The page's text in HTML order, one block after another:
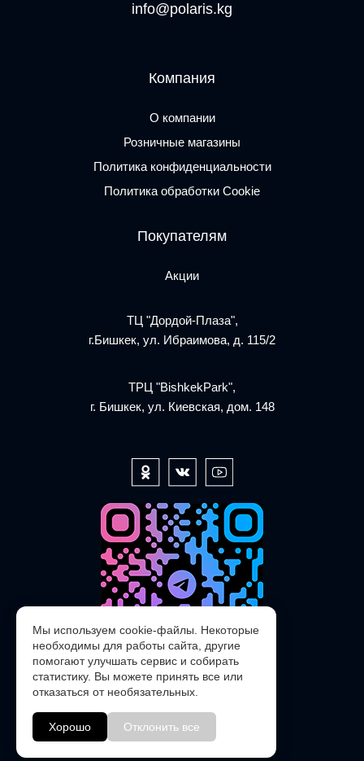
info@polaris.kg
Компания
О компании
Розничные магазины
Политика конфиденциальности
Политика обработки Cookie
Покупателям
Акции
ТЦ "Дордой-Плаза",
г.Бишкек, ул. Ибраимова, д. 115/2
ТРЦ "BishkekPark",
г. Бишкек, ул. Киевская, дом. 148
@POLARIS_SERVICE_KG_bot
Мы используем cookie-файлы. Некоторые
необходимы для работы сайта, другие
помогают улучшать сервис и собирать
статистику. Вы можете принять все или
отказаться от необязательных.
Хорошо Отклонить все